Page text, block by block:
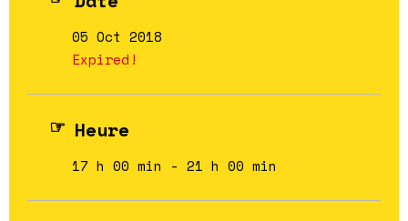
05 Oct 2018
Expired!
Heure
17 h 00 min - 21 h 00 min